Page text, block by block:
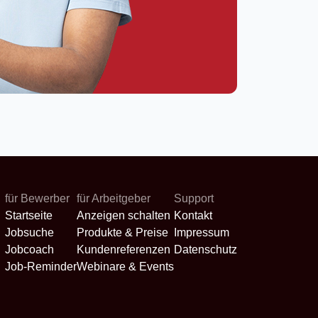
für Bewerber
Startseite
Jobsuche
Jobcoach
Job-Reminder
für Arbeitgeber
Anzeigen schalten
Produkte & Preise
Kundenreferenzen
Webinare & Events
Support
Kontakt
Impressum
Datenschutz